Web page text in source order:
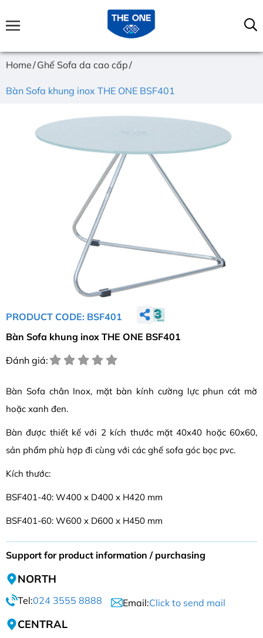
Home Ghế Sofa da cao cấp
Bàn Sofa khung inox THE ONE BSF401
PRODUCT CODE: BSF401
Bàn Sofa khung inox THE ONE BSF401
Đánh giá:
Bàn Sofa chân Inox, mặt bàn kính cường lực phun cát mờ
hoặc xanh đen.
Bàn được thiết kế với 2 kích thước mặt 40x40 hoặc 60x60,
sản phẩm phù hợp đi cùng với các ghế sofa góc bọc pvc.
Kích thước:
BSF401-40: W400 x D400 x H420 mm
BSF401-60: W600 x D600 x H450 mm
Support for product information / purchasing
NORTH
Tel:024 3555 8888 Email:Click to send mail
CENTRAL